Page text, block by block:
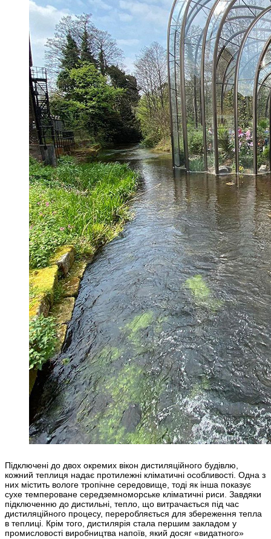
Підключені до двох окремих вікон дистиляційного будівлю,
кожний теплиця надає протилежні кліматичні особливості. Одна з
них містить вологе тропічне середовище, тоді як інша показує
сухе темпероване середземноморське кліматичні риси. Завдяки
підключенню до дистильні, тепло, що витрачається під час
дистиляційного процесу, переробляється для збереження тепла
в теплиці. Крім того, дистилярія стала першим закладом у
промисловості виробництва напоїв, який досяг «видатного»